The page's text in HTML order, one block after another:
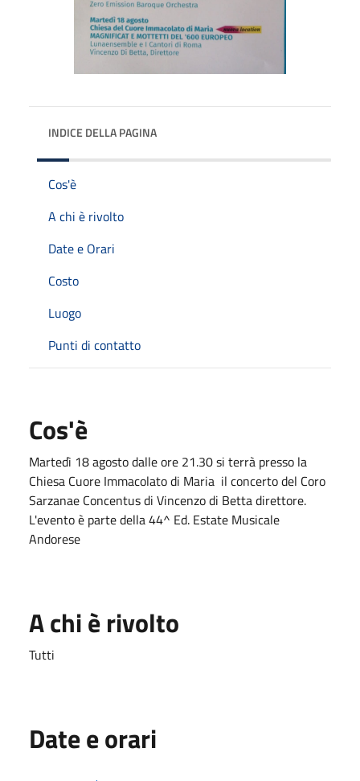
INDICE DELLA PAGINA
Cos'è
A chi è rivolto
Date e Orari
Costo
Luogo
Punti di contatto
Cos'è
Martedì 18 agosto dalle ore 21.30 si terrà presso la
Chiesa Cuore Immacolato di Maria il concerto del Coro
Sarzanae Concentus di Vincenzo di Betta direttore.
L'evento è parte della 44^ Ed. Estate Musicale
Andorese
A chi è rivolto
Tutti
Date e orari